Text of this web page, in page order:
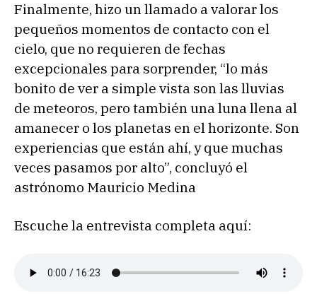
Finalmente, hizo un llamado a valorar los
pequeños momentos de contacto con el
cielo, que no requieren de fechas
excepcionales para sorprender, “lo más
bonito de ver a simple vista son las lluvias
de meteoros, pero también una luna llena al
amanecer o los planetas en el horizonte. Son
experiencias que están ahí, y que muchas
veces pasamos por alto”, concluyó el
astrónomo Mauricio Medina
Escuche la entrevista completa aquí: